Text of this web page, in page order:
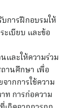
การฝึกอบรมให้
ะเบียบ และข้อ
และให้ความร่วม
านศึกษา เพื่อ
ากการใช้ความ
ท การก่อความ